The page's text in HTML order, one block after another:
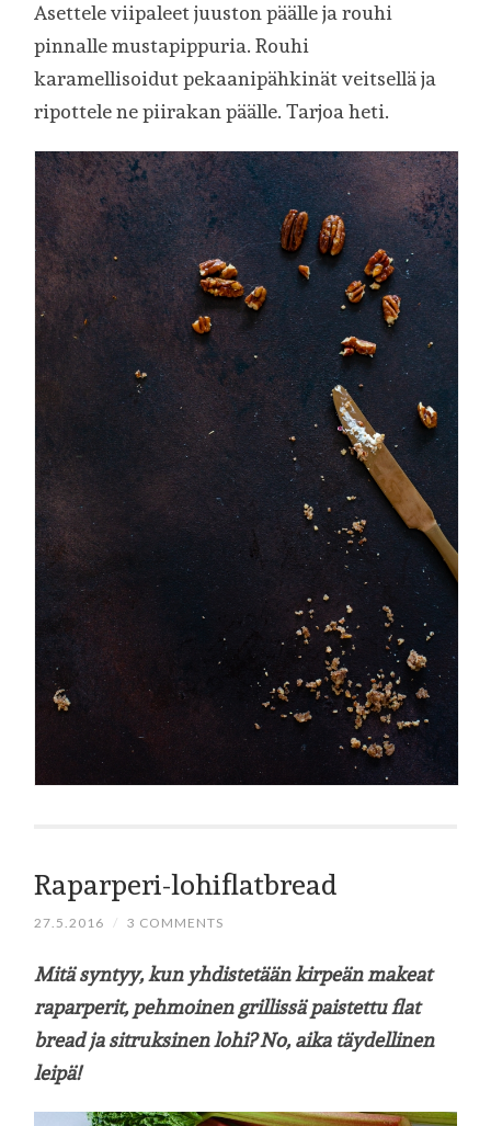
Asettele viipaleet juuston päälle ja rouhi
pinnalle mustapippuria. Rouhi
karamellisoidut pekaanipähkinät veitsellä ja
ripottele ne piirakan päälle. Tarjoa heti.
Raparperi-lohiflatbread
27.5.2016 / 3 COMMENTS
Mitä syntyy, kun yhdistetään kirpeän makeat
raparperit, pehmoinen grillissä paistettu flat
bread ja sitruksinen lohi? No, aika täydellinen
leipä!